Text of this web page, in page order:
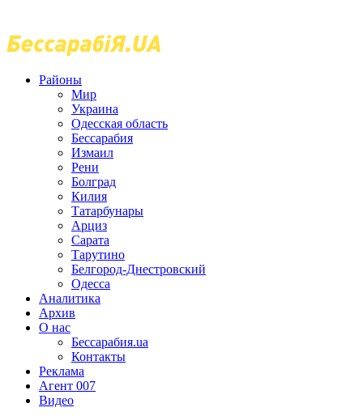
Районы
Мир
Украина
Одесская область
Бессарабия
Измаил
Рени
Болград
Килия
Татарбунары
Арциз
Сарата
Тарутино
Белгород-Днестровский
Одесса
Аналитика
Архив
О нас
Бессарабия.ua
Контакты
Реклама
Агент 007
Видео